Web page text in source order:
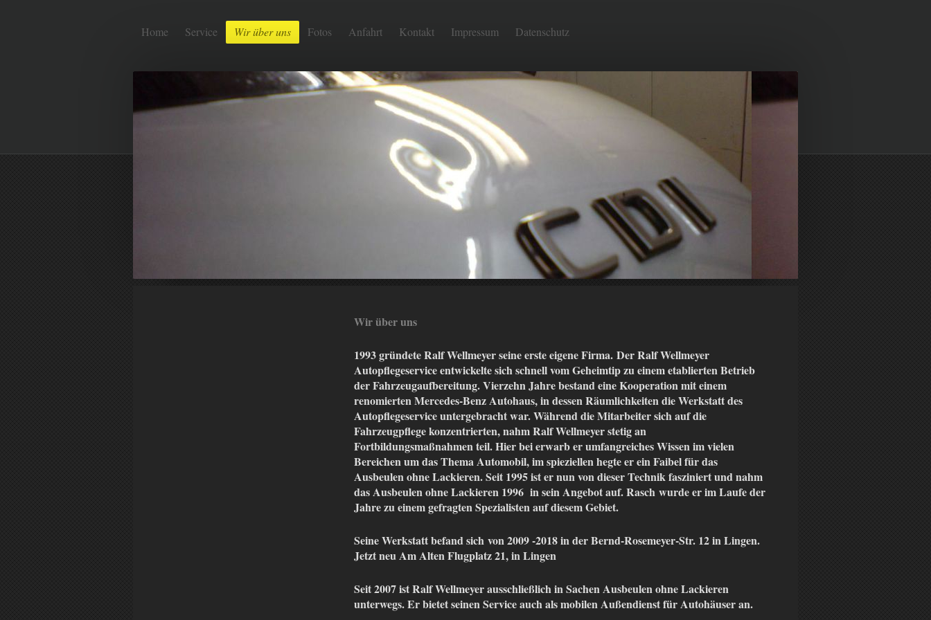
Home Service Wir über uns Fotos Anfahrt Kontakt Impressum Datenschutz
Wir über uns
1993 gründete Ralf Wellmeyer seine erste eigene Firma. Der Ralf Wellmeyer
Autopflegeservice entwickelte sich schnell vom Geheimtip zu einem etablierten Betrieb
der Fahrzeugaufbereitung. Vierzehn Jahre bestand eine Kooperation mit einem
renomierten Mercedes-Benz Autohaus, in dessen Räumlichkeiten die Werkstatt des
Autopflegeservice untergebracht war. Während die Mitarbeiter sich auf die
Fahrzeugpflege konzentrierten, nahm Ralf Wellmeyer stetig an
Fortbildungsmaßnahmen teil. Hier bei erwarb er umfangreiches Wissen im vielen
Bereichen um das Thema Automobil, im spieziellen hegte er ein Faibel für das
Ausbeulen ohne Lackieren. Seit 1995 ist er nun von dieser Technik fasziniert und nahm
das Ausbeulen ohne Lackieren 1996 in sein Angebot auf. Rasch wurde er im Laufe der
Jahre zu einem gefragten Spezialisten auf diesem Gebiet.
Seine Werkstatt befand sich von 2009 -2018 in der Bernd-Rosemeyer-Str. 12 in Lingen.
Jetzt neu Am Alten Flugplatz 21, in Lingen
Seit 2007 ist Ralf Wellmeyer ausschließlich in Sachen Ausbeulen ohne Lackieren
unterwegs. Er bietet seinen Service auch als mobilen Außendienst für Autohäuser an.